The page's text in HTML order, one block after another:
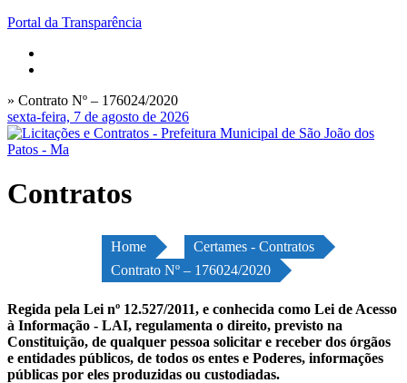
Portal da Transparência
» Contrato Nº – 176024/2020
sexta-feira, 7 de agosto de 2026
Contratos
Home
Certames - Contratos
Contrato Nº – 176024/2020
Regida pela Lei nº 12.527/2011, e conhecida como Lei de Acesso
à Informação - LAI, regulamenta o direito, previsto na
Constituição, de qualquer pessoa solicitar e receber dos órgãos
e entidades públicos, de todos os entes e Poderes, informações
públicas por eles produzidas ou custodiadas.